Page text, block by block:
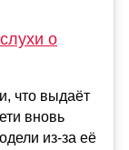
о
что выдаёт
вновь
из-за её